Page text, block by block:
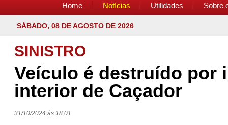
Home Notícias Utilidades Sobre
SÁBADO, 08 DE AGOSTO DE 2026
SINISTRO
Veículo é destruído por
interior de Caçador
31/10/2024 às 18:01